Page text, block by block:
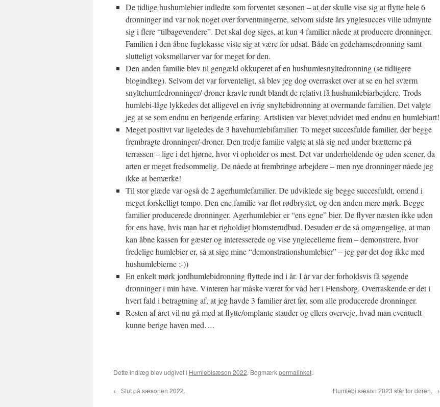
De tidlige hushumlebier indledte som forventet sæsonen – at der skulle vise sig at flytte hele 6
dronninger ind var nok noget over forventningerne, selvom sidste års ynglesucces ville udmynte
sig i flere “tilbagevendere”. Det skal dog siges, at kun 4 familier nåede at producere dronninger.
Familien i den åbne fuglekasse viste sig at være for udsat. Både en gedehamsedronning samt
slutteligt voksmøllarver var for meget for den.
Den anden familie blev til gengæld okkuperet af en hushumlesnyltedronning (se tidligere
blogindlæg). Selvom det var forventeligt, så blev jeg dog overrasket over at se en hel sværm
snyltehumledronninger/-droner kravle rundt blandt de relativt få hushumlebiarbejdere. Trods
humlebi-låge lykkedes det alligevel en ivrig snyltebidronning at overmande familien. Det valgte
jeg at se som endnu en berigende erfaring. Artslisten var blevet udvidet med endnu en humlebiart!
Meget positivt var ligeledes de 3 havehumlebifamilier. To meget succesfulde familier, der begge
frembragte dronninger/-droner. Den tredje familie valgte at slå sig ned under brætterne på
terrassen – lige i det hjørne, hvor vi opholder os mest. Det var underholdende og uden scener, da
arten er meget fredsommelig. De nåede at frembringe arbejdere – men nye dronninger nåede jeg
ikke at bemærke!
Til stor glæde var også de 2 agerhumlefamilier. De udviklede sig begge succesfuldt, omend i
meget forskelligt tempo. Den ene familie var flot rødbrystet, og den anden mere mørk. Begge
familier producerede dronninger. Agerhumlebier er “ens egne” bier. De flyver næsten ikke uden
for ens have, hvis man har et righoldigt blomsterudbud. Desuden er de så omgængelige, at man
kan åbne kassen for gæster og interesserede og vise ynglecellerne frem – demonstrere, hvor
fredelige humlebier er, så at sige mine “demonstrationshumlebier” – jeg gør det dog ikke med
hushumlebierne ;-))
En enkelt mørk jordhumlebidronning flyttede ind i år. I år var der forholdsvis få søgende
dronninger i min have. Vinteren har måske været for våd her i Flensborg. Overraskende er det i
hvert fald i betragtning af, at jeg havde 3 familier året før, som alle producerede dronninger.
Resten af året vil nu gå med at flytte/omplante stauder og ellers overveje, hvad man eventuelt
kunne berige haven med….
Dette indlæg blev udgivet i Humlebisæson 2022. Bogmærkpermalinket.
← Slut på sæsonen 2022. Humlebi sæson 2023 står for døren. →